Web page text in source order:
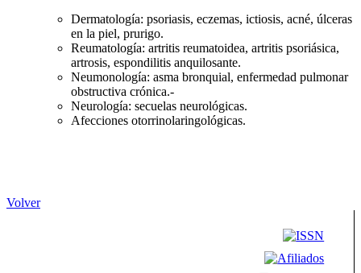
Dermatología: psoriasis, eczemas, ictiosis, acné, úlceras
en la piel, prurigo.
Reumatología: artritis reumatoidea, artritis psoriásica,
artrosis, espondilitis anquilosante.
Neumonología: asma bronquial, enfermedad pulmonar
obstructiva crónica.-
Neurología: secuelas neurológicas.
Afecciones otorrinolaringológicas.
Volver